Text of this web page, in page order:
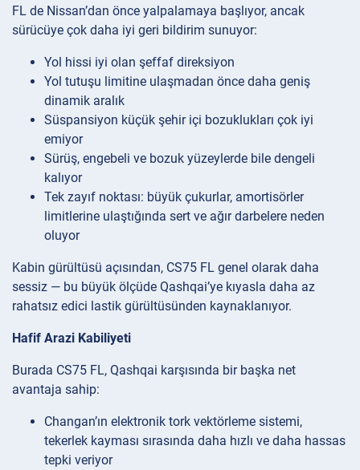
FL de Nissan’dan önce yalpalamaya başlıyor, ancak
sürücüye çok daha iyi geri bildirim sunuyor:
Yol hissi iyi olan şeffaf direksiyon
Yol tutuşu limitine ulaşmadan önce daha geniş
dinamik aralık
Süspansiyon küçük şehir içi bozuklukları çok iyi
emiyor
Sürüş, engebeli ve bozuk yüzeylerde bile dengeli
kalıyor
Tek zayıf noktası: büyük çukurlar, amortisörler
limitlerine ulaştığında sert ve ağır darbelere neden
oluyor
Kabin gürültüsü açısından, CS75 FL genel olarak daha
sessiz — bu büyük ölçüde Qashqai’ye kıyasla daha az
rahatsız edici lastik gürültüsünden kaynaklanıyor.
Hafif Arazi Kabiliyeti
Burada CS75 FL, Qashqai karşısında bir başka net
avantaja sahip:
Changan’ın elektronik tork vektörleme sistemi,
tekerlek kayması sırasında daha hızlı ve daha hassas
tepki veriyor